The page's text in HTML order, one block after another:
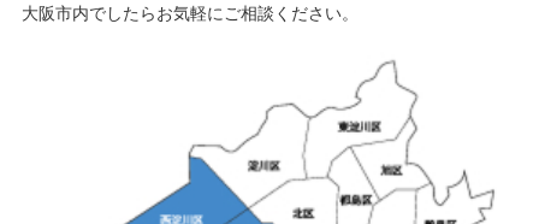
大阪市内でしたらお気軽にご相談ください。